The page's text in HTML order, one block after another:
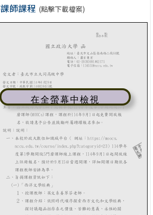
師課程 (點擊下載檔案)
在全螢幕中檢視